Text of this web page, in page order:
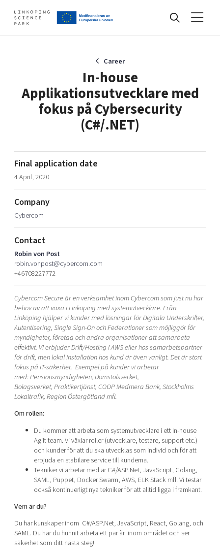
Find your network
Cybersecurity
Internet of Things
Global talent
Visual technologies
Shaping cities and regions
Bright East
East Sweden Tech Women
Reversed mentorship
Current offers and activities
Develop your company
Upgrade your skills & master new ones
Tech startups
Talent & skills
Startup & industry collaboration
Offers to boost your business
Funding opportunities
About
Our story, mission & vision
Our community of companies
Projects
Publications
Project toolbox
Our clusters
Reach out to us
Locations
40 years anniversary
Today's lunch in Mjärdevi
Career
In-house
Applikationsutvecklare med
fokus på Cybersecurity
(C#/.NET)
Final application date
4 April, 2020
Company
Cybercom
Contact
Robin von Post
robin.vonpost@cybercom.com
+46708227772
Cybercom Secure är en verksamhet inom Cybercom som just nu har
behov av att växa i Linköping med systemutvecklare. Från
Linköpinghjälper vi kunder med lösningar för Digitala Underskrifter,
Autentisering, Single Sign-On och Federationer som möjliggör för
myndigheter, företag och andra organisationer att samarbeta
effektivt. Vi erbjuder Drift/Hosting i AWS eller hos samarbetspartner
för drift, men lokal installation hos kund är även vanligt. Det är stort
fokus på IT-säkerhet. Exempel på kunder vi arbetar
med: Pensionsmyndigheten, Domstolsverket,
Bolagsverket, Praktikertjänst, COOP Medmera Bank, Stockholms
Lokaltrafik, Region Östergötland mfl.
Om rollen:
Du kommer att arbeta som systemutvecklare i ett In-house
Agilt team. Vi växlar roller (utvecklare, testare, support etc.)
och kunder för att du ska utvecklas som individ och för att
erbjuda en stabilare service till kunderna.
Tekniker vi arbetar med är C#/ASP.Net, JavaScript, Golang,
SAML, Puppet, Docker Swarm, AWS, ELK Stack mfl. Vi testar
också kontinuerligt nya tekniker för att alltid ligga i framkant.
Vem är du?
Du har kunskaper inom C#/ASP.Net, JavaScript, React, Golang, och
SAML. Du har du hunnit arbeta ett par år inom området och ser
säkerhet som ditt nästa steg!